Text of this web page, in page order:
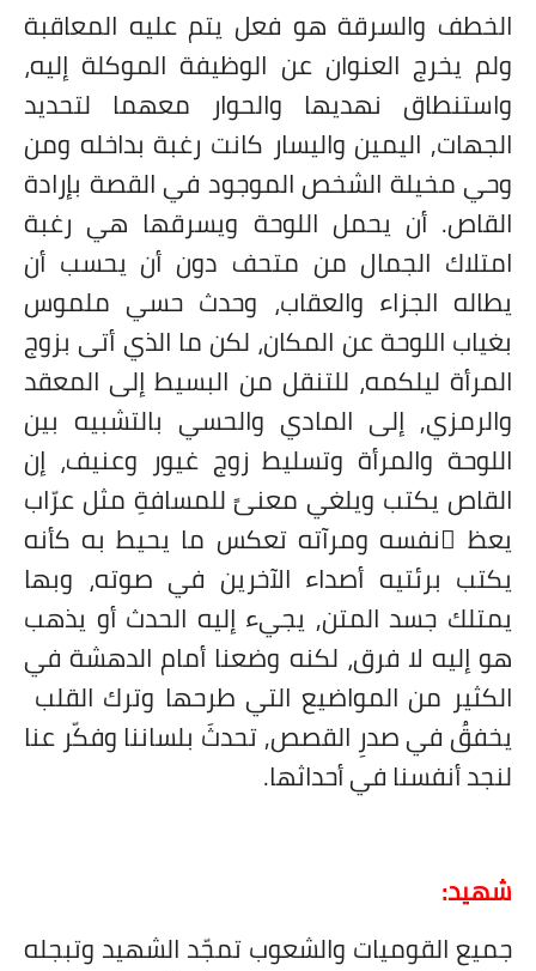
الخطف والسرقة هو فعل يتم عليه المعاقبة
ولم يخرج العنوان عن الوظيفة الموكلة إليه،
واستنطاق نهديها والحوار معهما لتحديد
الجهات, اليمين واليسار كانت رغبة بداخله ومن
وحي مخيلة الشخص الموجود في القصة بإرادة
القاص. أن يحمل اللوحة ويسرقها هي رغبة
امتلاك الجمال من متحف دون أن يحسب أن
يطاله الجزاء والعقاب، وحدث حسي ملموس
بغياب اللوحة عن المكان، لكن ما الذي أتى بزوج
المرأة ليلكمه، للتنقل من البسيط إلى المعقد
والرمزي, إلى المادي والحسي بالتشبيه بين
اللوحة والمرأة وتسليط زوج غيور وعنيف، إن
القاص يكتب ويلغي معنىً للمسافةِ مثل عرّاب
يعظ َنفسه ومرآته تعكس ما يحيط به كأنه
يكتب برئتيه أصداء الآخرين في صوته، وبها
يمتلك جسد المتن, يجيء إليه الحدث أو يذهب
هو إليه لا فرق، لكنه وضعنا أمام الدهشة في
الكثير من المواضيع التي طرحها وترك القلب
يخفقُ في صدرِ القصص, تحدثَ بلساننا وفكّر عنا
لنجد أنفسنا في أحداثها.
شهيد:
جميع القوميات والشعوب تمجّد الشهيد وتبجله